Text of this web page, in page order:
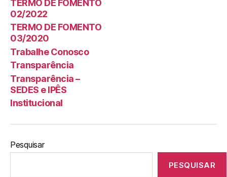
TERMO DE FOMENTO
02/2022
TERMO DE FOMENTO
03/2020
Trabalhe Conosco
Transparência
Transparência –
SEDES e IPÊS
Institucional
Pesquisar
PESQUISAR